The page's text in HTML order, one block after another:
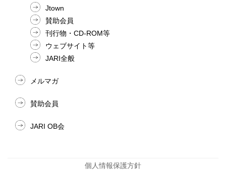
Jtown
賛助会員
刊行物・CD-ROM等
ウェブサイト等
JARI全般
メルマガ
賛助会員
JARI OB会
個人情報保護方針